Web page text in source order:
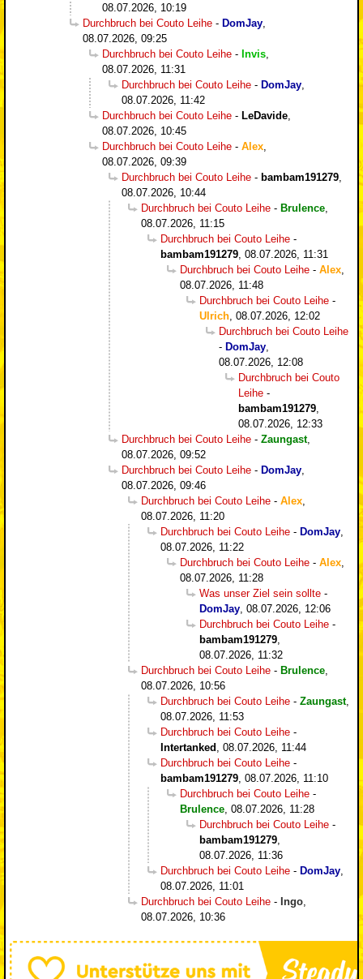
08.07.2026, 10:19
Durchbruch bei Couto Leihe - DomJay
08.07.2026, 09:25
Durchbruch bei Couto Leihe - Invis
08.07.2026, 11:31
Durchbruch bei Couto Leihe - DomJay
08.07.2026, 11:42
Durchbruch bei Couto Leihe - LeDavide
08.07.2026, 10:45
Durchbruch bei Couto Leihe - Alex
08.07.2026, 09:39
Durchbruch bei Couto Leihe - bambam191279
08.07.2026, 10:44
Durchbruch bei Couto Leihe - Brulence
08.07.2026, 11:15
Durchbruch bei Couto Leihe -
bambam191279 08.07.2026, 11:31
Durchbruch bei Couto Leihe - Alex
08.07.2026, 11:48
Durchbruch bei Couto Leihe -
Ulrich 08.07.2026, 12:02
Durchbruch bei Couto Leihe
- DomJay
08.07.2026, 12:08
Durchbruch bei Couto
Leihe -
bambam191279
08.07.2026, 12:33
Durchbruch bei Couto Leihe - Zaungast,
08.07.2026, 09:52
Durchbruch bei Couto Leihe - DomJay
08.07.2026, 09:46
Durchbruch bei Couto Leihe - Alex
08.07.2026, 11:20
Durchbruch bei Couto Leihe - DomJay
08.07.2026, 11:22
Durchbruch bei Couto Leihe - Alex
08.07.2026, 11:28
Was unser Ziel sein sollte -
DomJay 08.07.2026, 12:06
Durchbruch bei Couto Leihe -
bambam191279
08.07.2026, 11:32
Durchbruch bei Couto Leihe - Brulence
08.07.2026, 10:56
Durchbruch bei Couto Leihe - Zaungast,
08.07.2026, 11:53
Durchbruch bei Couto Leihe -
Intertanked
08.07.2026, 11:44
Durchbruch bei Couto Leihe -
bambam191279 08.07.2026, 11:10
Durchbruch bei Couto Leihe -
Brulence 08.07.2026, 11:28
Durchbruch bei Couto Leihe -
bambam191279
08.07.2026, 11:36
Durchbruch bei Couto Leihe - DomJay
08.07.2026, 11:01
Durchbruch bei Couto Leihe - Ingo
08.07.2026, 10:36